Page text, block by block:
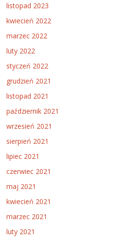
listopad 2023
kwiecień 2022
marzec 2022
luty 2022
styczeń 2022
grudzień 2021
listopad 2021
październik 2021
wrzesień 2021
sierpień 2021
lipiec 2021
czerwiec 2021
maj 2021
kwiecień 2021
marzec 2021
luty 2021